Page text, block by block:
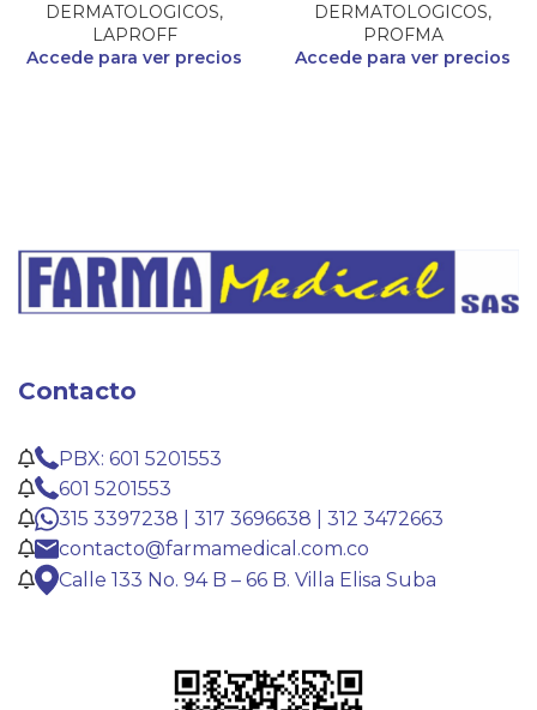
DERMATOLOGICOS,
LAPROFF
Accede para ver precios
DERMATOLOGICOS,
PROFMA
Accede para ver precios
Contacto
PBX: 601 5201553
601 5201553
315 3397238 | 317 3696638 | 312 3472663
contacto@farmamedical.com.co
Calle 133 No. 94 B – 66 B. Villa Elisa Suba